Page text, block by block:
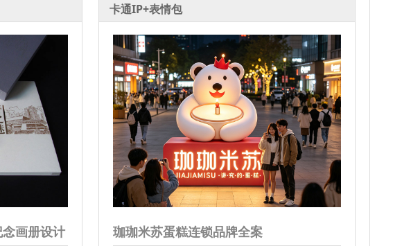
画册设计
卡通IP+表情包
珈珈米苏蛋糕连锁品牌全案